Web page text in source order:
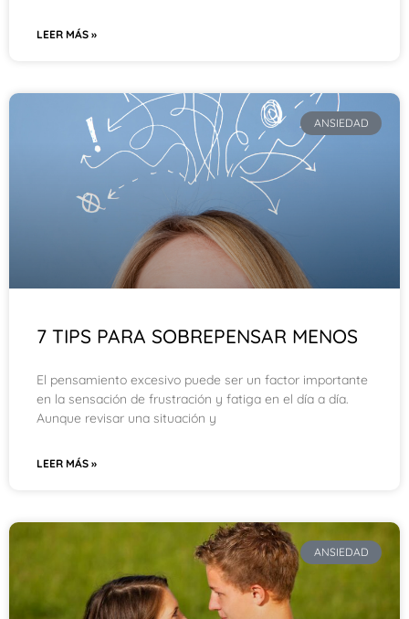
LEER MÁS »
ANSIEDAD
7 TIPS PARA SOBREPENSAR MENOS
El pensamiento excesivo puede ser un factor importante
en la sensación de frustración y fatiga en el día a día.
Aunque revisar una situación y
LEER MÁS »
ANSIEDAD